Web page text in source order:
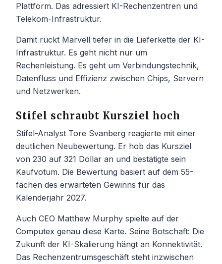
Plattform. Das adressiert KI-Rechenzentren und
Telekom-Infrastruktur.
Damit rückt Marvell tiefer in die Lieferkette der KI-
Infrastruktur. Es geht nicht nur um
Rechenleistung. Es geht um Verbindungstechnik,
Datenfluss und Effizienz zwischen Chips, Servern
und Netzwerken.
Stifel schraubt Kursziel hoch
Stifel-Analyst Tore Svanberg reagierte mit einer
deutlichen Neubewertung. Er hob das Kursziel
von 230 auf 321 Dollar an und bestätigte sein
Kaufvotum. Die Bewertung basiert auf dem 55-
fachen des erwarteten Gewinns für das
Kalenderjahr 2027.
Auch CEO Matthew Murphy spielte auf der
Computex genau diese Karte. Seine Botschaft: Die
Zukunft der KI-Skalierung hängt an Konnektivität.
Das Rechenzentrumsgeschäft steht inzwischen